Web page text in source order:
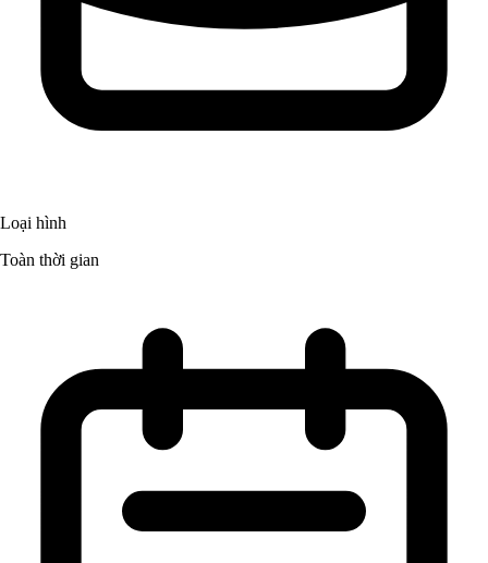
Loại hình
Toàn thời gian